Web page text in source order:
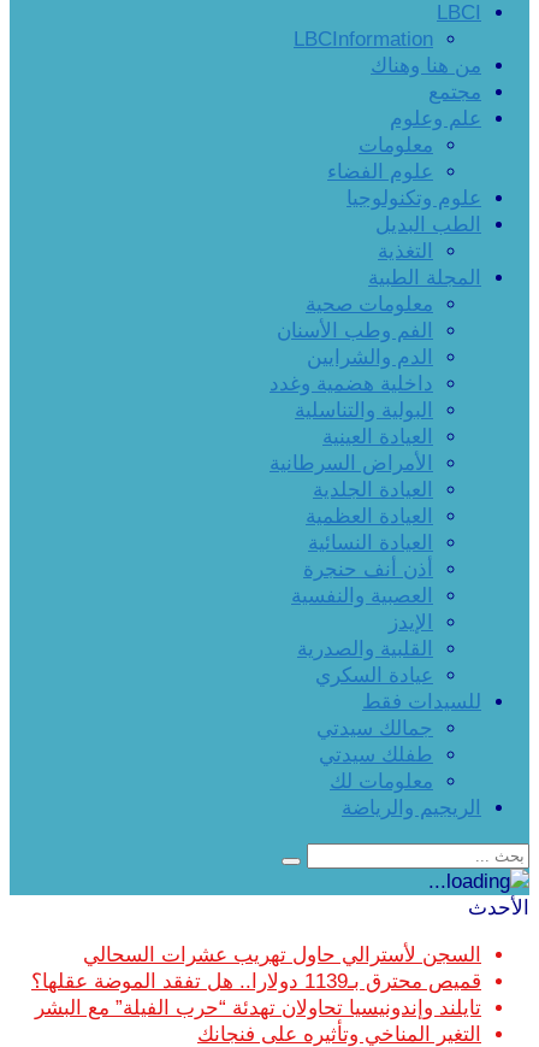
LBCI
LBCInformation
من هنا وهناك
مجتمع
علم وعلوم
معلومات
علوم الفضاء
علوم وتكنولوجيا
الطب البديل
التغذية
المجلة الطبية
معلومات صحية
الفم وطب الأسنان
الدم والشرايين
داخلية هضمية وغدد
البولية والتناسلية
العيادة العينية
الأمراض السرطانية
العيادة الجلدية
العيادة العظمية
العيادة النسائية
أذن أنف حنجرة
العصبية والنفسية
الإيدز
القلبية والصدرية
عيادة السكري
للسيدات فقط
جمالك سيدتي
طفلك سيدتي
معلومات لك
الريجيم والرياضة
الأحدث
السجن لأسترالي حاول تهريب عشرات السحالي
قميص محترق بـ1139 دولارا.. هل تفقد الموضة عقلها؟
تايلند وإندونيسيا تحاولان تهدئة “حرب الفيلة” مع البشر
التغير المناخي وتأثيره على فنجانك